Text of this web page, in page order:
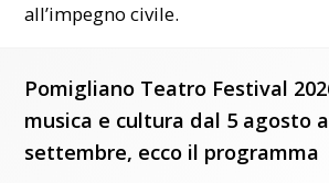
all’impegno civile.
Pomigliano Teatro Festival
musica e cultura dal 5 agosto
settembre, ecco il programma